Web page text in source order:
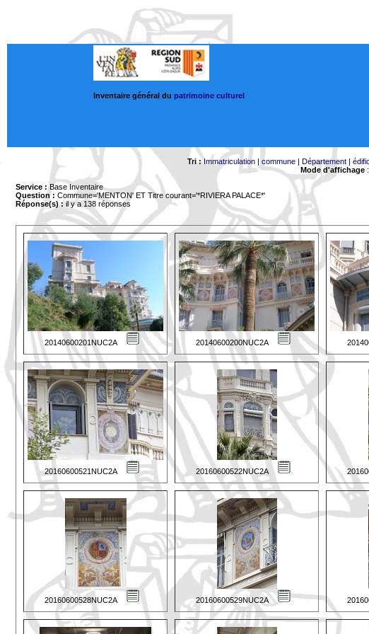
Inventaire général du patrimoine culturel
Tri : Immatriculation| commune| Département|
Mode d'affichage:
Service : Base Inventaire
Question : Commune='MENTON' ET Titre courant='*RIVIERA PALACE*'
Réponse(s) :il y a 138 réponses
20140600201NUC2A 20140600200NUC2A
20160600521NUC2A 20160600522NUC2A
20160600528NUC2A 20160600529NUC2A